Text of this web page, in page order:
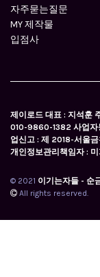
자주묻는질문
MY 제작물
입점사
제이로드 대표 : 지석훈
010-9860-1382 사업자
업신고 : 제 2018-서울
개인정보관리책임자 :
© 2021 이기는자들 - 순
All rights reserved.